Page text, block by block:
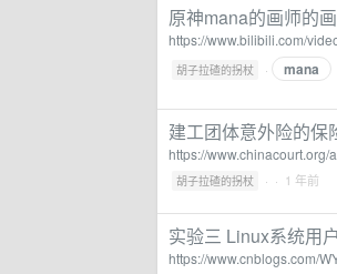
原神mana的画师的
https://www.bilibili.com/
胡子拉碴的拐杖 · mana
建工团体意外险的保
https://
胡子拉碴的拐杖 · · 1 年前
实验三 Linux系统用
https://www.cnblogs.com/